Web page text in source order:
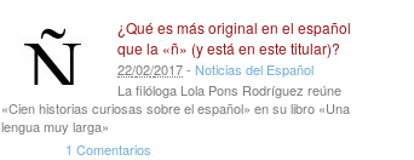
¿Qué es más original en el español
que la «ñ» (y está en este titular)?
22/02/2017- Noticias del Español
La filóloga Lola Pons Rodríguez reúne
«Cien historias curiosas sobre el español» en su libro «Una
lengua muy larga»
1 Comentarios